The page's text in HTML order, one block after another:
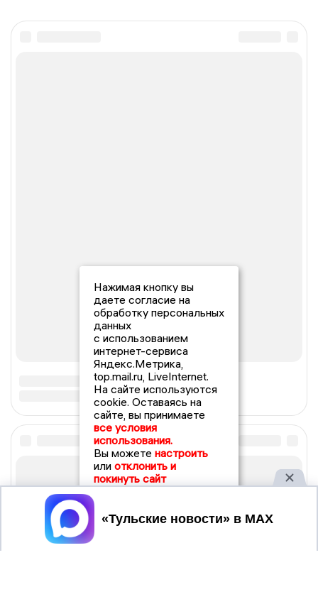
Нажимая кнопку вы
даете согласие на
обработку персональных
данных
с использованием
интернет-сервиса
Яндекс.Метрика,
top.mail.ru, LiveInternet.
На сайте используются
cookie. Оставаясь на
сайте, вы принимаете
все условия
использования.
Вы можете настроить
или отклонить и
покинуть сайт
Принять